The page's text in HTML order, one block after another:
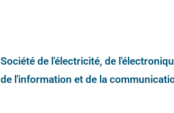
Société de l'électricité, de
de l'information et de la